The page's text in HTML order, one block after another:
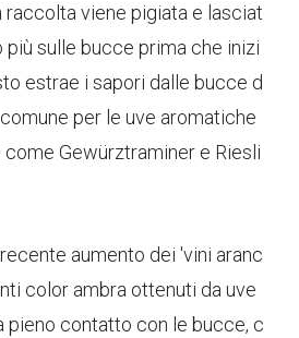
raccolta viene pigiata e lasciat
più sulle bucce prima che inizi
estrae i sapori dalle bucce d
per le uve aromatiche
Gewürztraminer e Riesli
aumento dei 'vini aranc
color ambra ottenuti da uve
pieno contatto con le bucce, c